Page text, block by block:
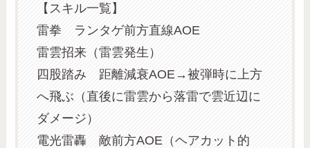
【スキル一覧】
雷拳 ランタゲ前方直線AOE
雷雲招来（雷雲発生）
四股踏み 距離減衰AOE→被弾時に上方
へ飛ぶ（直後に雷雲から落雷で雲近辺に
ダメージ）
電光雷轟 敵前方AOE（ヘアカット的